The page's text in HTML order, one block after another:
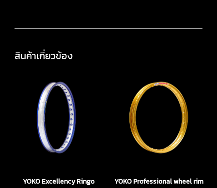
สินค้าเกี่ยวข้อง
YOKO Excellency Ringo YOKO Professional wheel rim